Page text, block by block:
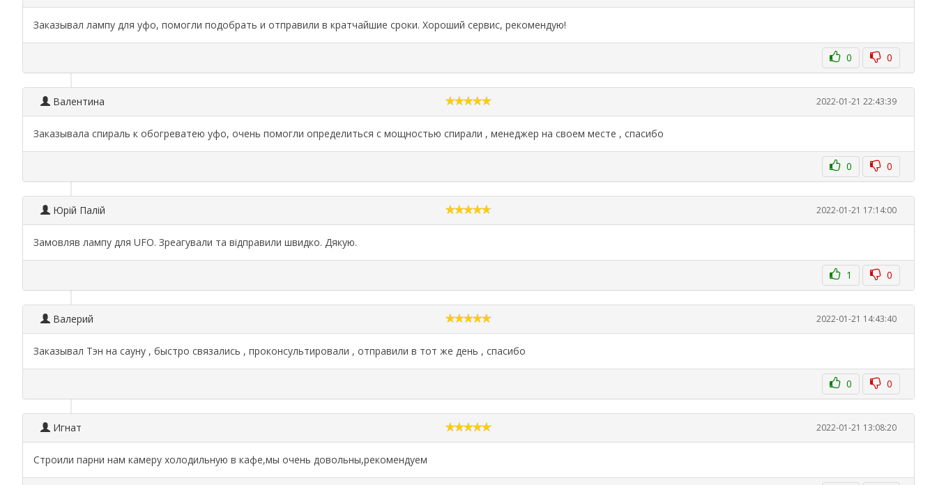
Заказывал лампу для уфо, помогли подобрать и отправили в кратчайшие сроки. Хороший сервис, рекомендую!
0 0
Валентина 2022-01-21 22:43:39
Заказывала спираль к обогреватею уфо, очень помогли определиться с мощностью спирали , менеджер на своем месте , спасибо
0 0
Юрій Палій 2022-01-21 17:14:00
Замовляв лампу для UFO. Зреагували та відправили швидко. Дякую.
1 0
Валерий 2022-01-21 14:43:40
Заказывал Тэн на сауну , быстро связались , проконсультировали , отправили в тот же день , спасибо
0 0
Игнат 2022-01-21 13:08:20
Строили парни нам камеру холодильную в кафе,мы очень довольны,рекомендуем